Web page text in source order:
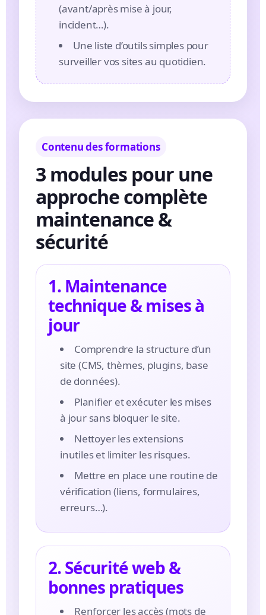
(avant/après mise à jour,
incident…).
Une liste d’outils simples pour
surveiller vos sites au quotidien.
Contenu des formations
3 modules pour une
approche complète
maintenance &
sécurité
1. Maintenance
technique & mises à
jour
Comprendre la structure d’un
site (CMS, thèmes, plugins, base
de données).
Planifier et exécuter les mises
à jour sans bloquer le site.
Nettoyer les extensions
inutiles et limiter les risques.
Mettre en place une routine de
vérification (liens, formulaires,
erreurs…).
2. Sécurité web &
bonnes pratiques
Renforcer les accès (mots de